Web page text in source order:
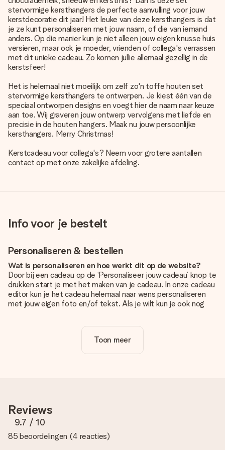
stervormige kersthangers de perfecte aanvulling voor jouw
kerstdecoratie dit jaar! Het leuke van deze kersthangers is dat
je ze kunt personaliseren met jouw naam, of die van iemand
anders. Op die manier kun je niet alleen jouw eigen knusse huis
versieren, maar ook je moeder, vrienden of collega's verrassen
met dit unieke cadeau. Zo komen jullie allemaal gezellig in de
kerstsfeer!
Het is helemaal niet moeilijk om zelf zo'n toffe houten set
stervormige kersthangers te ontwerpen. Je kiest één van de
speciaal ontworpen designs en voegt hier de naam naar keuze
aan toe. Wij graveren jouw ontwerp vervolgens met liefde en
precisie in de houten hangers. Maak nu jouw persoonlijke
kersthangers. Merry Christmas!
Kerstcadeau voor collega's? Neem voor grotere aantallen
contact op met onze zakelijke afdeling.
Info voor je bestelt
Personaliseren & bestellen
Wat is personaliseren en hoe werkt dit op de website?
Door bij een cadeau op de ‘Personaliseer jouw cadeau’ knop te
drukken start je met het maken van je cadeau. In onze cadeau
editor kun je het cadeau helemaal naar wens personaliseren
met jouw eigen foto en/of tekst. Als je wilt kun je ook nog
Is personalisatie in de prijs inbegrepen?
De prijs die op de website wordt getoond is inclusief de
te gebruiken. Als je niet zeker bent over de kwaliteit van je
foto, neem dan contact op met onze klantenservice en stuur
je foto mee met het cadeau dat je wilt bestellen. Zij kunnen
de kwaliteit dan voor je controleren!
Toon meer
Reviews
9.7 / 10
85 beoordelingen (4 reacties)